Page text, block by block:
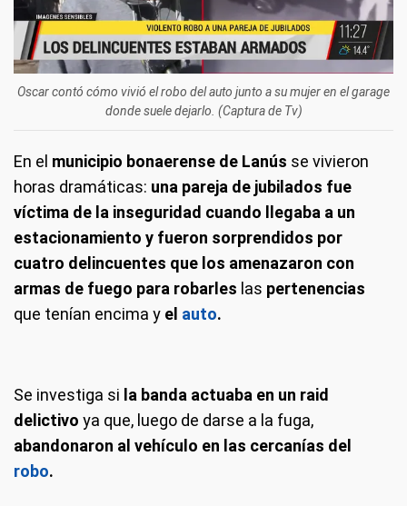
Oscar contó cómo vivió el robo del auto junto a su mujer en el garage
donde suele dejarlo. (Captura de Tv)
En el municipio bonaerense de Lanús se vivieron
horas dramáticas: una pareja de jubilados fue
víctima de la inseguridad cuando llegaba a un
estacionamiento y fueron sorprendidos por
cuatro delincuentes que los amenazaron con
armas de fuego para robarles las pertenencias
que tenían encima y el auto.
Se investiga si la banda actuaba en un raid
delictivo ya que, luego de darse a la fuga,
abandonaron al vehículo en las cercanías del
robo.